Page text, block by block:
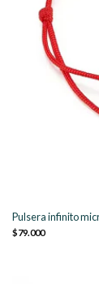
Pulsera infinito
$79.000